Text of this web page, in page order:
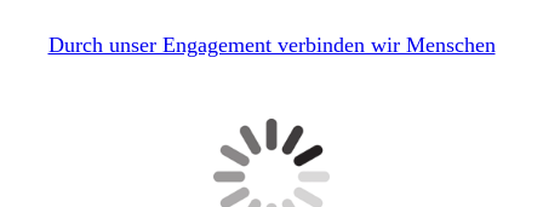
Durch unser Engagement verbinden wir Menschen